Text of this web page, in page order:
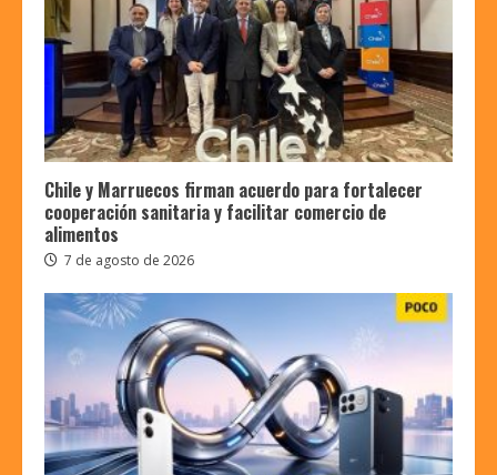
Chile y Marruecos firman acuerdo para fortalecer
cooperación sanitaria y facilitar comercio de
alimentos
7 de agosto de 2026